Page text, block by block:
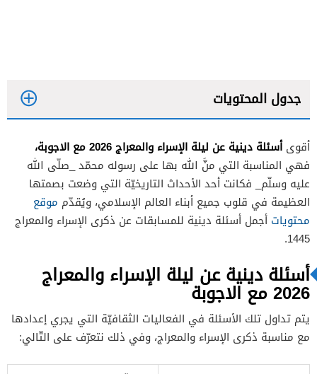
جدول المحتويات
أقوىأسئلة دينية عن ليلة الإسراء والمعراج 2026 مع الاجوبة،
فهي المناسبة التي منَّ الله بها على رسوله محمّد _صلّى الله
عليه وسلّم_ فكانت أحد الأحداث التاريخيّة التي وضعت بصمتها
العظيمة في قلوب جميع أبناء العالم الإسلامي، ويُقدّم موقع
محتويات أجمل أسئلة دينية للمسابقات عن ذكرى الإسراء والمعراج
1445.
أسئلة دينية عن ليلة الإسراء والمعراج
2026 مع الاجوبة
يتم تداول تلك الأسئلة في الفعاليات الثقافيّة التي يجري إعدادها
مع مناسبة ذكرى الإسراء والمعراج، وفي ذلك نتعرّف على التّالي: